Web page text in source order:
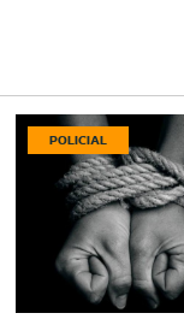
POLICIAL